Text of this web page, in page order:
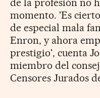
momento. 'Es
de especial mala
Enron, y ahora
prestigio', cuenta
miembro del
Censores Jurados